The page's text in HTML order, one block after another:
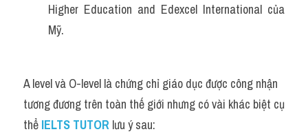
Higher Education and Edexcel International của
Mỹ.
A level và O-level là chứng chỉ giáo dục được công nhận
tương đương trên toàn thế giới nhưng có vài khác biệt cụ
thể IELTS TUTOR lưu ý sau: